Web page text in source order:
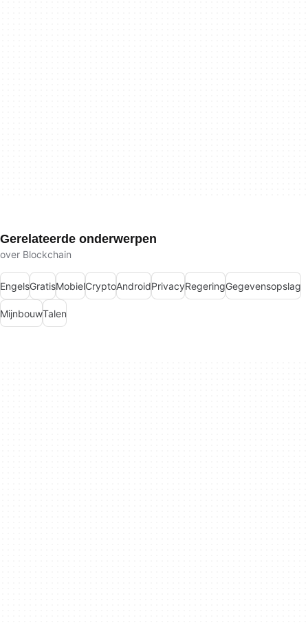
Gerelateerde onderwerpen
over Blockchain
EngelsGratisMobielCryptoAndroidPrivacyRegeringGegevensopslag
MijnbouwTalen